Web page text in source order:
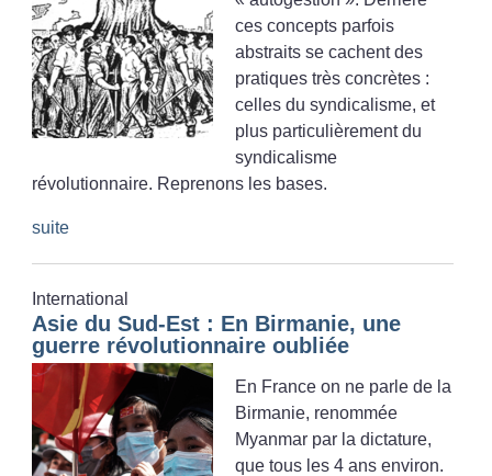
ces concepts parfois
abstraits se cachent des
pratiques très concrètes :
celles du syndicalisme, et
plus particulièrement du
syndicalisme
révolutionnaire. Reprenons les bases.
suite
International
Asie du Sud-Est : En Birmanie, une
guerre révolutionnaire oubliée
En France on ne parle de la
Birmanie, renommée
Myanmar par la dictature,
que tous les 4 ans environ.